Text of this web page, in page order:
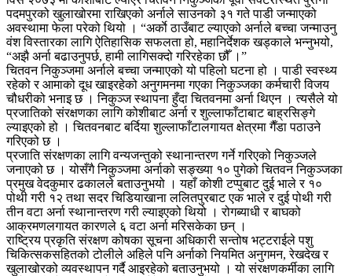
पदमपुरको खुलाखोरमा राखिएको अर्नाले साउनको ३१ गते पाडी जन्माएको
अवस्थामा फेला परेको थियो । “अर्काे ठाउँबाट ल्याएको अर्नाले बच्चा जन्माउनु
वंश विस्तारका लागि ऐतिहासिक सफलता हो, महानिर्देशक खड्काले भन्नुभयो,
“अझै अर्ना बढाउनुपर्छ, हामी लागिसक्दो गरिरहेका छौँ ।”
चितवन निकुञ्जमा अर्नाले बच्चा जन्माएको यो पहिलो घटना हो । पाडी स्वस्थ्य
रहेको र आमाको दूध खाइरहेको अनुगमनमा गएका निकुञ्जका कर्मचारी विजय
चौधरीको भनाइ छ । निकुञ्ज स्थापना हुँदा चितवनमा अर्ना थिएन । त्यसैले यो
प्रजातिको संरक्षणका लागि कोशीबाट अर्ना र शुल्लाफाँटाबाट बाह्रसिङ्गे
ल्याइएको हो । चितवनबाट बर्दिया शुल्लाफाँटालगायत क्षेत्रमा गैँडा पठाउने
गरिएको छ ।
प्रजाति संरक्षणका लागि वन्यजन्तुको स्थानान्तरण गर्ने गरिएको निकुञ्जले
जनाएको छ । योसँगै निकुञ्जमा अर्नाको सङ्ख्या १० पुगेको चितवन निकुञ्जका
प्रमुख वेदकुमार ढकालले बताउनुभयो । यहाँ कोशी टप्पुबाट दुई भाले र १०
पोथी गरी १२ तथा सदर चिडियाखाना ललितपुरबाट एक भाले र दुई पोथी गरी
तीन वटा अर्ना स्थानान्तरण गरी ल्याइएको थियो । रोगब्याधी र बाघको
आक्रमणलगायत कारणले ६ वटा अर्ना मरिसकेका छन् ।
राष्ट्रिय प्रकृति संरक्षण कोषका सूचना अधिकारी सन्तोष भट्टराईले पशु
चिकित्सकसहितको टोलीले अहिले पनि अर्नाको नियमित अनुगमन, रेखदेख र
खुलाखोरको व्यवस्थापन गर्दै आइरहेको बताउनुभयो । यो संरक्षणकर्मीका लागि